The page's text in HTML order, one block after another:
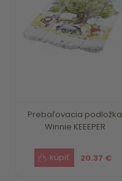
Prebaľovacia podložka
Winnie KEEEPER
20.37 €